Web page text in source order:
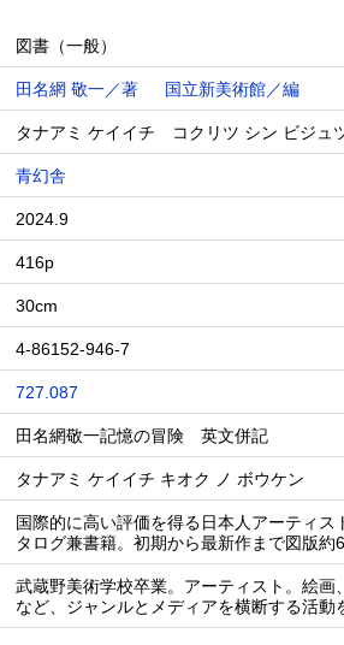
図書（一般）
田名網 敬一／著 国立新美術館／編
タナアミ ケイイチ コクリツ シン ビジュ
青幻舎
2024.9
416p
30cm
4-86152-946-7
727.087
田名網敬一記憶の冒険 英文併記
タナアミ ケイイチ キオク ノ ボウケン
国際的に高い評価を得る日本人アーティ
タログ兼書籍。初期から最新作まで図版
武蔵野美術学校卒業。アーティスト。絵
など、ジャンルとメディアを横断する活動